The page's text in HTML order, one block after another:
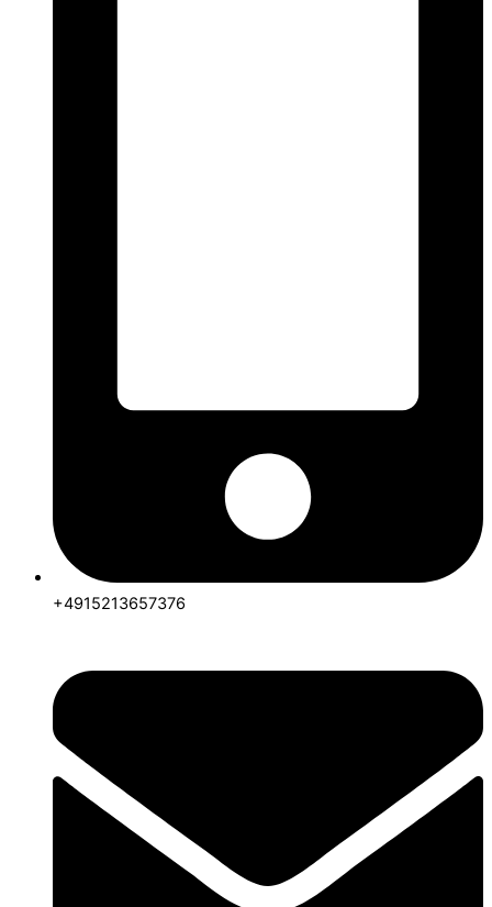
+4915213657376